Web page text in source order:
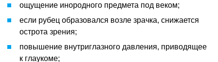
ощущение инородного предмета под веком;
если рубец образовался возле зрачка, снижается
острота зрения;
повышение внутриглазного давления, приводящее
к глаукоме;